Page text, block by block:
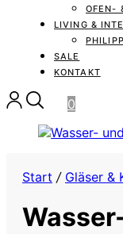
OFEN-
LIVING &
SALE
KONTAKT
0
Start / Gläser &